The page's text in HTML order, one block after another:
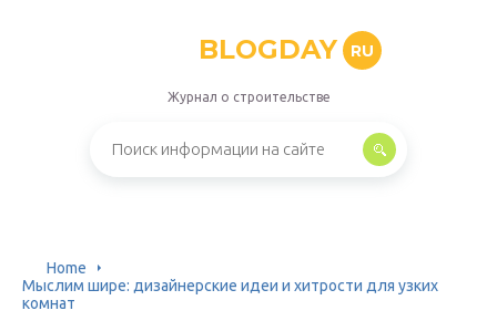
BLOGDAY RU
Журнал о строительстве
Home
Мыслим шире: дизайнерские идеи и хитрости для узких
комнат